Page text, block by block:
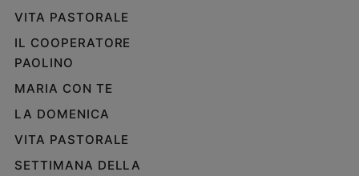
VITA PASTORALE
IL COOPERATORE
PAOLINO
MARIA CON TE
LA DOMENICA
VITA PASTORALE
SETTIMANA DELLA